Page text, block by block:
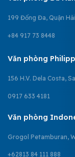
199 Đống Đa, Quận
+84 917 73 8448
Văn phòng
156 H.V. Dela Costa,
0917 633 4181
Văn phòng
Grogol Petamburan,
+62813 84 111 888